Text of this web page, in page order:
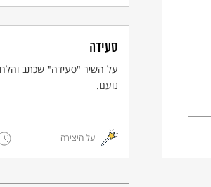
סעידה
על השיר "סעידה" שכתב
נועם.
על היצירה